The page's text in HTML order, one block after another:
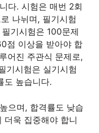
다. 시험은 매번 2회
나뉘며, 필기시험
기시험은 100문제
점 이상을 받아야 합
어진 주관식 문제로,
기시험은 실기시험
도 높습니다.
으며, 합격률도 낮습
더욱 집중해야 합니